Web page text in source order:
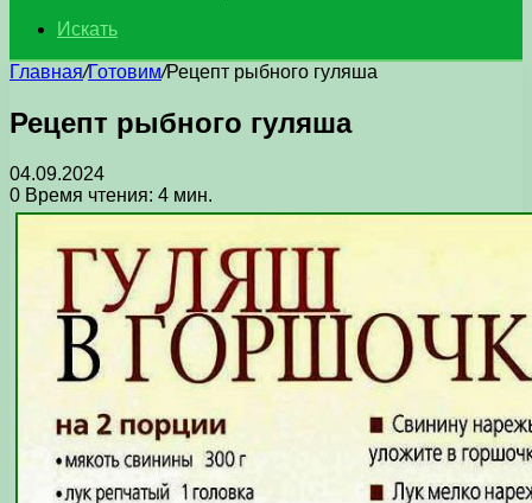
Искать
Главная/Готовим/Рецепт рыбного гуляша
Рецепт рыбного гуляша
04.09.2024
0 Время чтения: 4 мин.